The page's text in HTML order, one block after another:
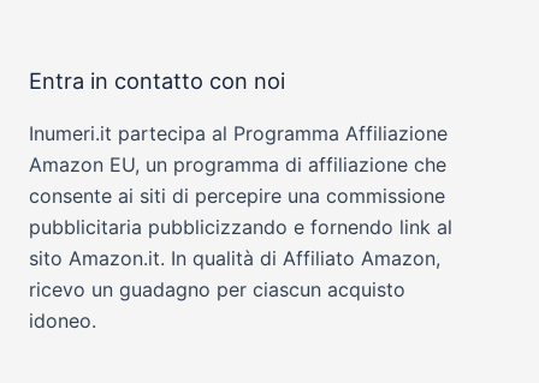
Entra in contatto con noi
Inumeri.it partecipa al Programma Affiliazione
Amazon EU, un programma di affiliazione che
consente ai siti di percepire una commissione
pubblicitaria pubblicizzando e fornendo link al
sito Amazon.it. In qualità di Affiliato Amazon,
ricevo un guadagno per ciascun acquisto
idoneo.